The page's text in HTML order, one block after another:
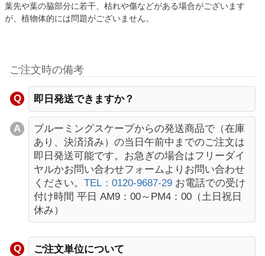
葉先や葉の脇部分に若干、枯れや傷などがある場合がございます
が、植物体的には問題がございません。
ご注文時の備考
即日発送できますか？
ブルーミングスケープからの発送商品で（在庫
あり、決済済み）の当日午前中までのご注文は
即日発送可能です。お急ぎの場合はフリーダイ
ヤルかお問い合わせフォームよりお問い合わせ
ください。 TEL：0120-9687-29 お電話での受け
付け時間 平日 AM9：00～PM4：00（土日祝日
休み）
ご注文単位について